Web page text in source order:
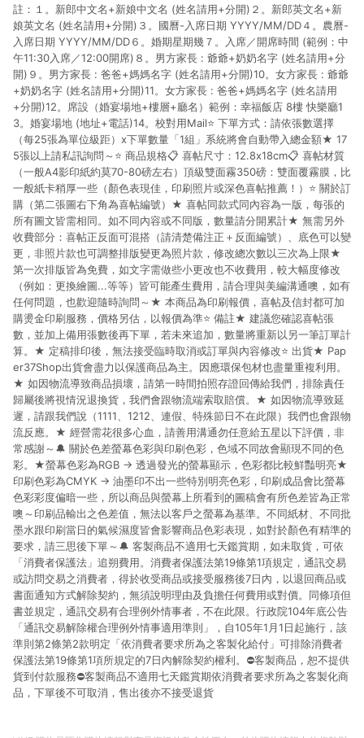
註：１。新郎中文名+新娘中文名 (姓名請用+分開)２。新郎英文名+新
娘英文名 (姓名請用+分開)３。國曆-入席日期 YYYY/MM/DD４。農曆-
入席日期 YYYY/MM/DD６。婚期星期幾７。入席／開席時間 (範例：中
午11:30入席／12:00開席)８。男方家長 : 爺爺+奶奶名字 (姓名請用+分
開)９。男方家長 : 爸爸+媽媽名字 (姓名請用+分開)10。女方家長 : 爺爺
+奶奶名字 (姓名請用+分開)11。女方家長 : 爸爸+媽媽名字 (姓名請用
+分開)12。席設（婚宴場地+樓層+廳名）範例：幸福飯店 8樓 快樂廳1
3。婚宴場地 (地址+電話)14。校對用Mail⭐️ 下單方式：請依張數選擇
（每25張為單位級距）x下單數量「1組」系統將會自動帶入總金額★ 17
5張以上請私訊詢問～⭐️ 商品規格📋 喜帖尺寸：12.8x18cm📋 喜帖材質
（一般A4影印紙約莫70-80磅左右）頂級雙面霧350磅：雙面覆霧膜，比
一般紙卡稍厚一些（顏色表現佳，印刷照片或深色喜帖推薦！）⭐️ 關於訂
購（第二張圖右下角為喜帖編號）★ 喜帖同款式同內容為一版，每張的
所有圖文皆需相同。如不同內容或不同版，數量請分開累計★ 無需另外
收費部分：喜帖正反面可混搭（請清楚備注正＋反面編號）、底色可以變
更，非照片款也可調整排版變更為照片款，修改總次數以三次為上限★
第一次排版皆為免費，如文字需做些小更改也不收費用，較大幅度修改
（例如：更換繪圖...等等）皆可能產生費用，請合理與美編溝通噢，如有
任何問題，也歡迎隨時詢問～★ 本商品為印刷報價，喜帖及信封都可加
購燙金印刷服務，價格另估，以報價為準⭐️ 備註★ 建議您確認喜帖張
數，並加上備用張數後再下單，若未來追加，數量將重新以另一筆訂單計
算。★ 定稿排印後，無法接受臨時取消或訂單與內容修改⭐️ 出貨★ Pap
er37Shop出貨會盡力以保護商品為主。因應環保包材也盡量重複利用。
★ 如因物流導致商品損壞，請第一時間拍照存證回傳給我們，排除責任
歸屬後將視情況退換貨，我們會跟物流端索取賠償。★ 如因物流導致延
遲，請跟我們說（1111、1212、連假、特殊節日不在此限）我們也會跟物
流反應。★ 經營需花很多心血，請善用溝通勿任意給五星以下評價，非
常感謝～🔔 關於色差螢幕色彩與印刷色彩，色域不同故會顯現不同的色
彩。★螢幕色彩為RGB → 透過發光的螢幕顯示，色彩都比較鮮豔明亮★
印刷色彩為CMYK → 油墨印不出一些特別明亮色彩，印刷成品會比螢幕
色彩彩度偏暗一些，所以商品與螢幕上所看到的圖稿會有所色差皆為正常
噢～印刷品輸出之色差值，無法以客戶之螢幕為基準。不同紙材、不同批
墨水跟印刷當日的氣候濕度皆會影響商品色彩表現，如對於顏色有精準的
要求，請三思後下單～🔔 客製商品不適用七天鑑賞期，如未取貨，可依
「消費者保護法」追朔費用。消費者保護法第19條第1項規定，通訊交易
或訪問交易之消費者，得於收受商品或接受服務後7日內，以退回商品或
書面通知方式解除契約，無須說明理由及負擔任何費用或對價。同條項但
書並規定，通訊交易有合理例外情事者，不在此限。行政院104年底公告
「通訊交易解除權合理例外情事適用準則」，自105年1月1日起施行，該
準則第2條第2款明定「依消費者要求所為之客製化給付」可排除消費者
保護法第19條第1項所規定的7日內解除契約權利。⛔️客製商品，恕不提供
貨到付款服務⛔️客製商品不適用七天鑑賞期依消費者要求所為之客製化商
品，下單後不可取消，售出後亦不接受退貨